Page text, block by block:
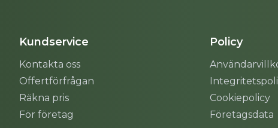
Kundservice
Kontakta oss
Offertförfrågan
Räkna pris
För företag
Policy
Cookiepolicy
Företagsdata